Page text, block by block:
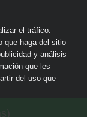
el tráfico.
que haga del sitio
y análisis
que les
del uso que